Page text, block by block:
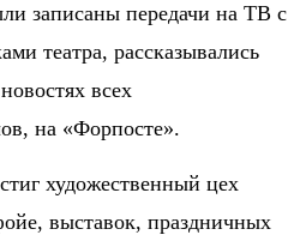
записаны передачи на ТВ с
театра, рассказывались
всех
на «Форпосте».
художественный цех
выставок, праздничных